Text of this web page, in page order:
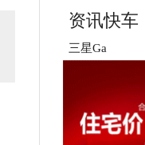
资讯快车
三星Ga